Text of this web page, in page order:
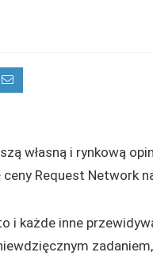
własną i rynkową
Request Network
i każde inne